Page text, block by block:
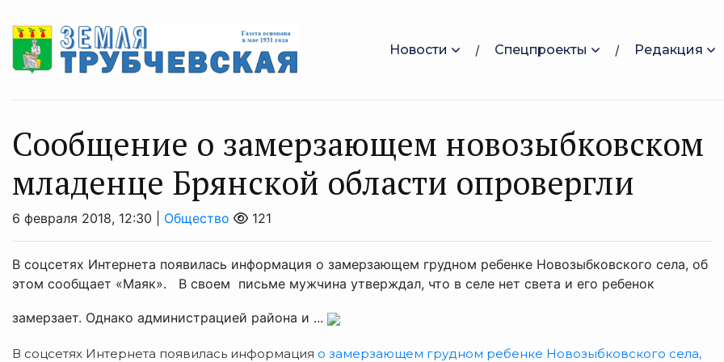
Новости Спецпроекты Редакция
Сообщение о замерзающем новозыбковском
младенце Брянской области опровергли
6 февраля 2018, 12:30 | Общество 121
В соцсетях Интернета появилась информация о замерзающем грудном ребенке Новозыбковского села, об
этом сообщает «Маяк». В своем письме мужчина утверждал, что в селе нет света и его ребенок
замерзает. Однако администрацией района и ...
В соцсетях Интернета появилась информация о замерзающем грудном ребенке Новозыбковского села,